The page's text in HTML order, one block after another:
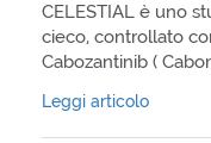
CELESTIAL è uno
cieco, controllato
Cabozantinib (
Leggi articolo